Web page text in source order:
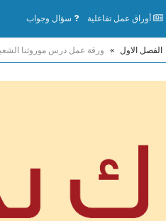
أوراق عمل تفاعلية سؤال وجواب
الفصل الاول » ورقة عمل درس موروثنا